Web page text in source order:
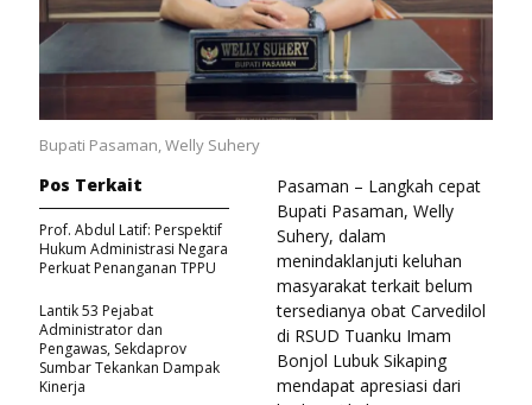
Bupati Pasaman, Welly Suhery
Pasaman – Langkah cepat
Bupati Pasaman, Welly
Suhery, dalam
menindaklanjuti keluhan
masyarakat terkait belum
tersedianya obat Carvedilol
di RSUD Tuanku Imam
Bonjol Lubuk Sikaping
mendapat apresiasi dari
Pos Terkait
Prof. Abdul Latif: Perspektif
Hukum Administrasi Negara
Perkuat Penanganan TPPU
Lantik 53 Pejabat
Administrator dan
Pengawas, Sekdaprov
Sumbar Tekankan Dampak
Kinerja